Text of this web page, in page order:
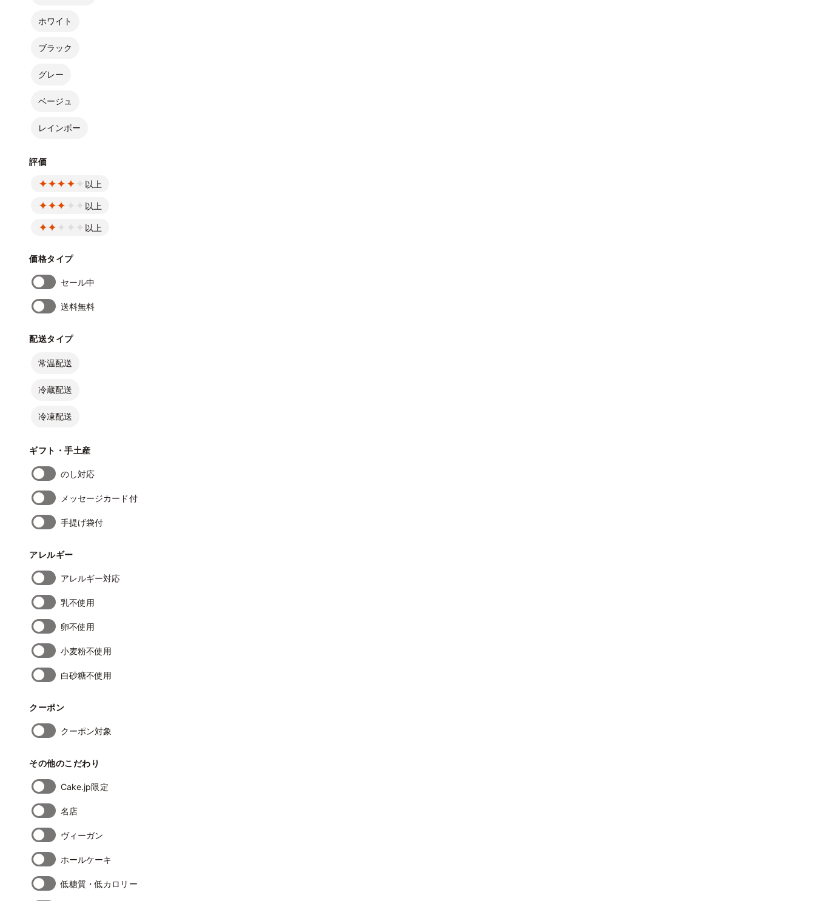
ホワイト
ブラック
グレー
ベージュ
レインボー
評価
以上
以上
以上
価格タイプ
セール中
送料無料
配送タイプ
常温配送
冷蔵配送
冷凍配送
ギフト・手土産
のし対応
メッセージカード付
手提げ袋付
アレルギー
アレルギー対応
乳不使用
卵不使用
小麦粉不使用
白砂糖不使用
クーポン
クーポン対象
その他のこだわり
Cake.jp限定
名店
ヴィーガン
ホールケーキ
低糖質・低カロリー